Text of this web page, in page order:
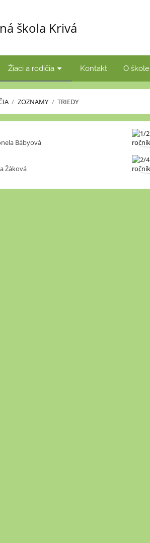
škola Krivá
Žiaci a rodičia Kontakt O škole
/ ZOZNAMY / TRIEDY
Bábyová
Žáková